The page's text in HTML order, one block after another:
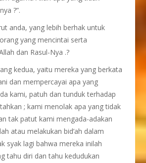
?”.
anda, yang lebih berhak untuk
yang mencintai serta
dan Rasul-Nya .?
kedua, yaitu mereka yang berkata
dan mempercayai apa yang
kami, patuh dan tunduk terhadap
; kami menolak apa yang tidak
tak patut kami mengada-adakan
atau melakukan bid’ah dalam
syak lagi bahwa mereka inilah
tahu diri dan tahu kedudukan